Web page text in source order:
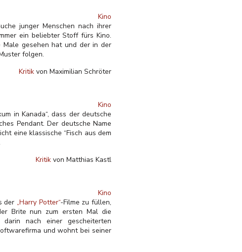
Kino
junger Menschen nach ihrer
ein beliebter Stoff fürs Kino.
Male gesehen hat und der in der
folgen.
Kritik von Maximilian Schröter
Kino
in Kanada“, dass der deutsche
Pendant. Der deutsche Name
eine klassische “Fisch aus dem
Kritik von Matthias Kastl
Kino
der „Harry Potter“-Filme zu füllen,
Brite nun zum ersten Mal die
nach einer gescheiterten
und wohnt bei seiner